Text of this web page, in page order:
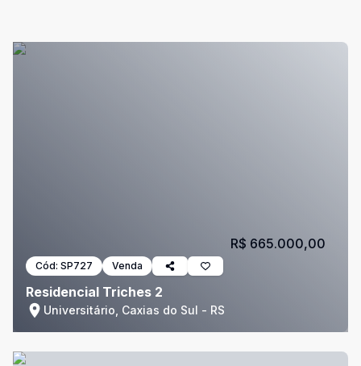
Cód: SP727 Venda
Residencial Triches 2
Universitário, Caxias do Sul - RS
R$ 665.000,00